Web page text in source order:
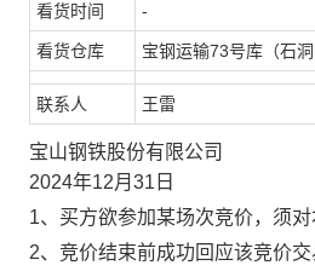
看货时间 -
看货仓库 宝钢运输73号库（石洞
联系人 王雷
宝山钢铁股份有限公司
2024年12月31日
1、买方欲参加某场次竞价，须
2、竞价结束前成功回应该竞价